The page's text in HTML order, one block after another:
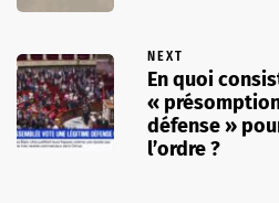
NEXT
En quoi
«
défense »
l’ordre ?